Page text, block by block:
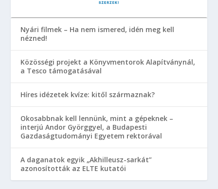
Nyári filmek – Ha nem ismered, idén meg kell
nézned!
Közösségi projekt a Könyvmentorok Alapítványnál,
a Tesco támogatásával
Híres idézetek kvíze: kitől származnak?
Okosabbnak kell lennünk, mint a gépeknek –
interjú Andor Györggyel, a Budapesti
Gazdaságtudományi Egyetem rektorával
A daganatok egyik „Akhilleusz-sarkát”
azonosították az ELTE kutatói